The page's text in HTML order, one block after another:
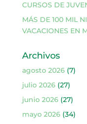
CURSOS DE
MÁS DE 100 MIL
VACACIONES EN
Archivos
agosto 2026(7)
julio 2026(27)
junio 2026(27)
mayo 2026(34)